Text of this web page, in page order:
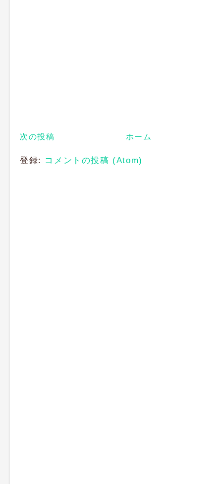
次の投稿 ホーム
登録: コメントの投稿 (Atom)